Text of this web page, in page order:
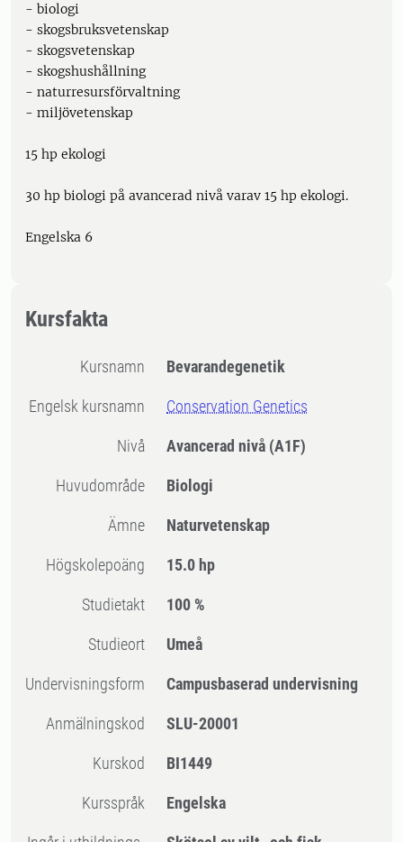
- biologi
- skogsbruksvetenskap
- skogsvetenskap
- skogshushållning
- naturresursförvaltning
- miljövetenskap
15 hp ekologi
30 hp biologi på avancerad nivå varav 15 hp ekologi.
Engelska 6
Kursfakta
Kursnamn Bevarandegenetik
Engelsk kursnamn Conservation Genetics
Nivå Avancerad nivå (A1F)
Huvudområde Biologi
Ämne Naturvetenskap
högskolepoäng 15.0 hp
Studietakt 100 %
Studieort Umeå
Undervisningsform Campusbaserad undervisning
Anmälningskod SLU-20001
Kurskod BI1449
Kursspråk Engelska